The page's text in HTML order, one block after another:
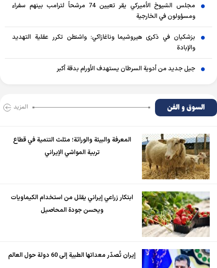
مجلس الشيوخ الأميركي يقر تعيين 74 مرشحاً لترامب بينهم سفراء
ومسؤولون في الخارجية
بزشكيان في ذكرى هيروشيما وناغازاكي: واشنطن تكرر عقلية التهديد
والإبادة
جيل جديد من أدوية السرطان يستهدف الأورام بدقة أكبر
السوق و الفن المزید
المعرفة والبيئة والوراثة؛ مثلث التنمية في قطاع
تربية المواشي الإيراني
ابتكار زراعي إيراني يقلل من استخدام الكيماويات
ويحسن جودة المحاصيل
إيران تُصدّر معداتها الطبية إلى 60 دولة حول العالم